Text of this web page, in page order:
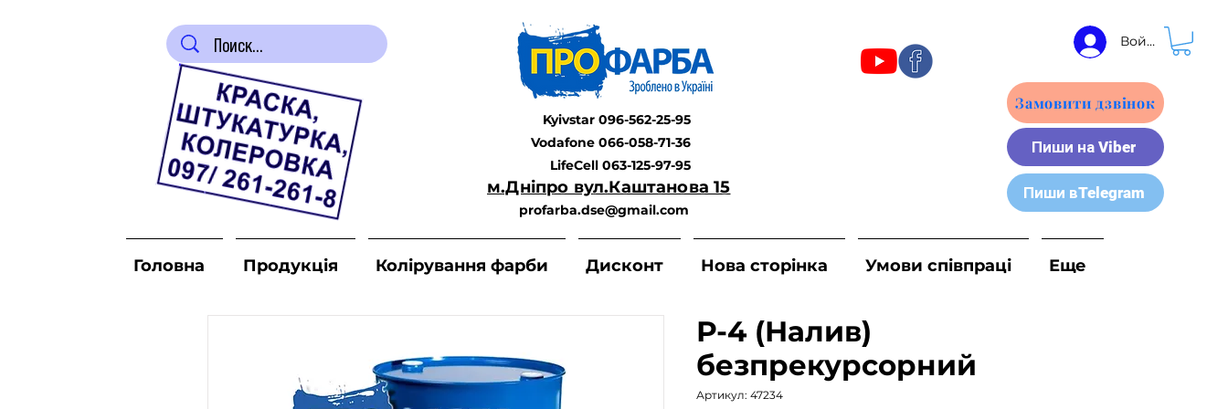
Пиши вTelegram
Пиши на Viber
Замовити дзвінок
Kyivstar 096-562-25-95
Vodafone 066-058-71-36
LifeCell 063-125-97-95
м.Дніпро вул.Каштанова 15
profarba.dse@gmail.com
Головна Продукція Колірування фарби Дисконт Нова сторінка Умови співпраці Еще
Войти
Р-4 (Налив)
безпрекурсорний
Артикул: 47234